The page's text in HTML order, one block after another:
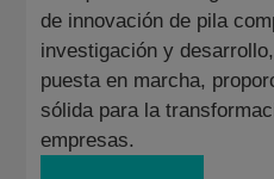
de innovación de pila
investigación y
puesta en marcha,
sólida para la
empresas.